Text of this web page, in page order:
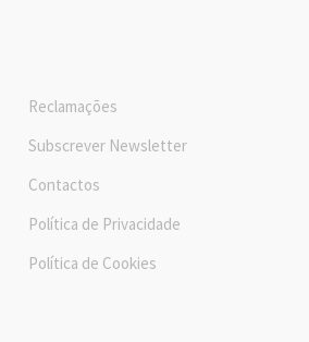
Reclamações
Subscrever Newsletter
Contactos
Política de Privacidade
Política de Cookies